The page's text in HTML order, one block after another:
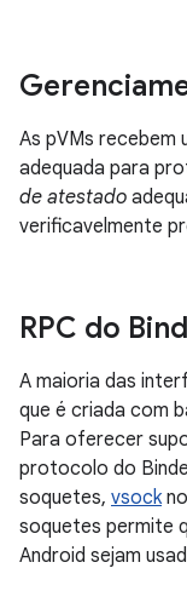
As pVMs recebem
adequada para
de atestado
verificavelmente
RPC do
A maioria das
que é criada com
Para oferecer
protocolo do
soquetes, vsock
soquetes permite
Android sejam